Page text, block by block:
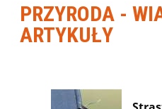
PRZYRODA -
ARTYKUŁY